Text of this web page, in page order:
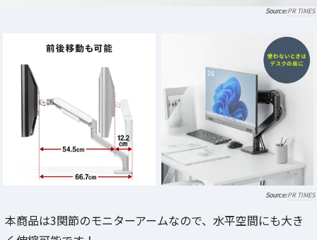
PR TIMES
PR TIMES
本商品は3関節のモニターアームなので、水平空間にも大き